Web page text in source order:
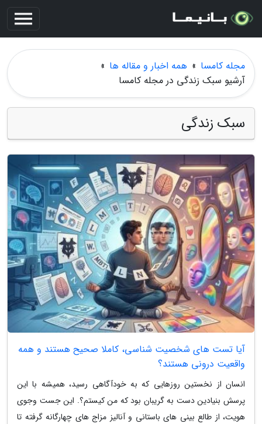
مجله کامسا » همه اخبار و مقاله ها »
آرشیو سبک زندگی در مجله کامسا
سبک زندگی
آیا تست های شخصیت شناسی، کاملا صحیح هستند و همه
واقعیت درونی هستند؟
انسان از نخستین روزهایی که به خودآگاهی رسید، همیشه با این
پرسش بنیادین دست به گریبان بود که من کیستم؟. این جست وجوی
هویت، از طالع بینی های باستانی و آنالیز مزاج های چهارگانه گرفته تا